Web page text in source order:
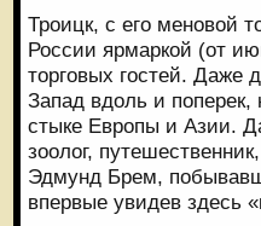
Троицк, с его меновой
России ярмаркой (от
торговых гостей. Даже
Запад вдоль и
стыке Европы и Азии.
зоолог,
Эдмунд Брем,
впервые увидев здесь